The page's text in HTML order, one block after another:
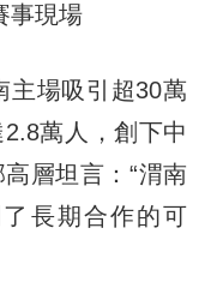
事現場
場吸引超30萬
萬人，創下中
層坦言：“渭南
長期合作的可